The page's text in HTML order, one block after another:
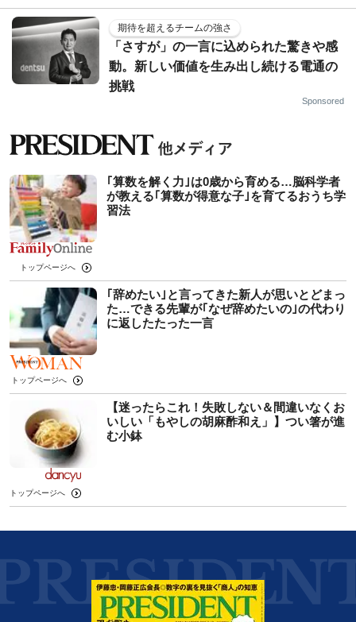
期待を超えるチームの強さ
「さすが」の一言に込められた驚きや感
動。新しい価値を生み出し続ける電通の
挑戦
Sponsored
｢算数を解く力｣は0歳から育める…脳科学者
が教える｢算数が得意な子｣を育てるおうち学
習法
トップページへ
｢辞めたい｣と言ってきた新人が思いとどまっ
た…できる先輩が｢なぜ辞めたいの｣の代わり
に返したたった一言
トップページへ
【迷ったらこれ！失敗しない＆間違いなくお
いしい「もやしの胡麻酢和え」】つい箸が進
む小鉢
トップページへ